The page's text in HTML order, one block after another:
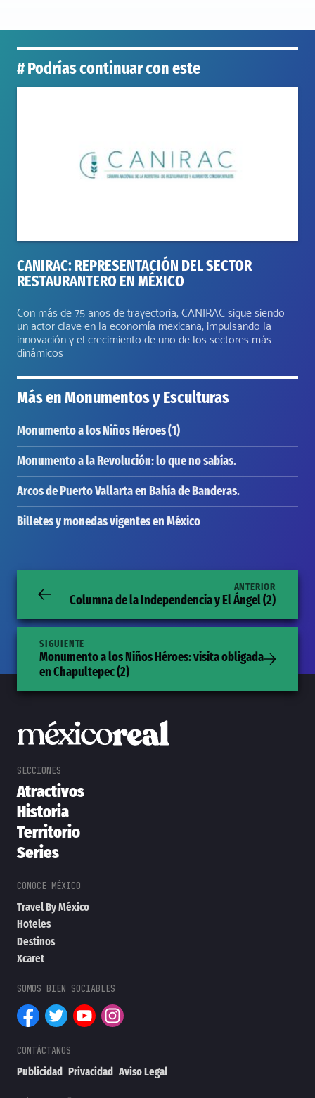
# Podrías continuar con este
CANIRAC: REPRESENTACIÓN DEL SECTOR
RESTAURANTERO EN MÉXICO
Con más de 75 años de trayectoria, CANIRAC sigue siendo
un actor clave en la economía mexicana, impulsando la
innovación y el crecimiento de uno de los sectores más
dinámicos
Más enMonumentos y Esculturas
Monumento a los Niños Héroes (1)
Monumento a la Revolución: lo que no sabías.
Arcos de Puerto Vallarta en Bahía de Banderas.
Billetes y monedas vigentes en México
ANTERIOR
Columna de la Independencia y El Ángel (2)
SIGUIENTE
Monumento a los Niños Héroes: visita obligada
en Chapultepec (2)
Atractivos
Historia
Territorio
Series
Travel By México
Hoteles
Destinos
Xcaret
Publicidad Privacidad Aviso Legal